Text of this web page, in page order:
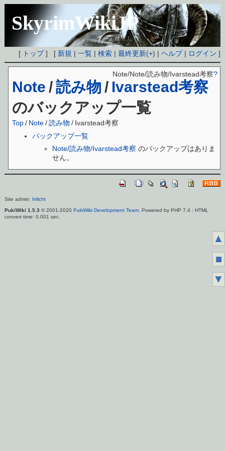
SkyrimWikiJP
[ トップ] [ 新規 |一覧 |検索 |最終更新(+) |ヘルプ| ログイン ]
Note /読み物 / Ivarstead考察
のバックアップ一覧
Note/Note/読み物/Ivarstead考察?
Top / Note/読み物 / Ivarstead考察
バックアップ一覧
Note/読み物/Ivarstead考察 のバックアップはありま
せん。
Site admin: Irrlicht
PukiWiki 1.5.3 © 2001-2020 PukiWiki Development Team. Powered by PHP 7.4 : HTML
convert time: 0.001 sec.
▲
■
▼